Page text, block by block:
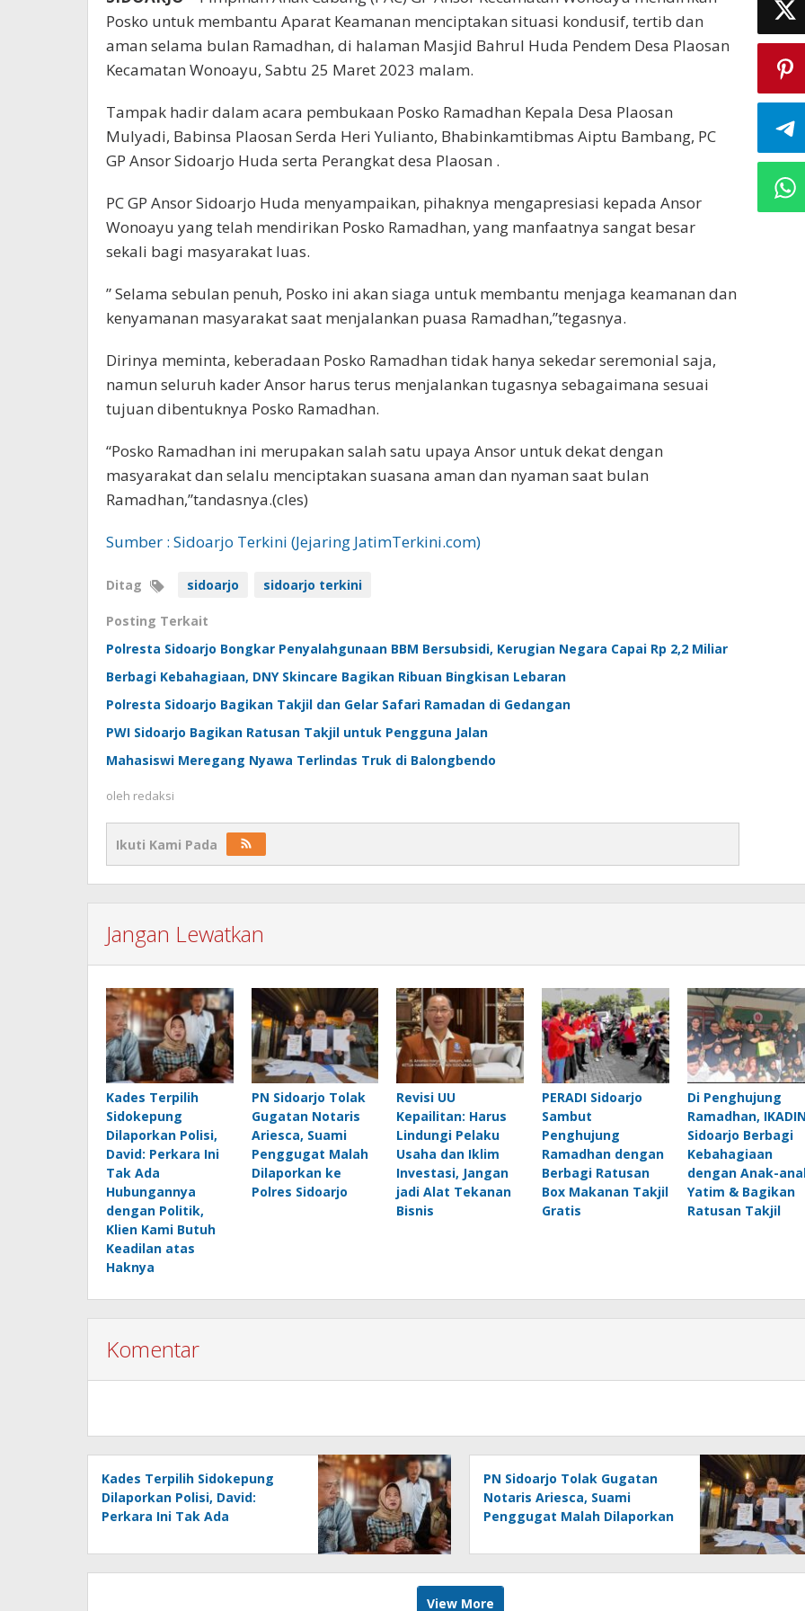
Posko untuk membantu Aparat Keamanan menciptakan situasi kondusif, tertib dan
aman selama bulan Ramadhan, di halaman Masjid Bahrul Huda Pendem Desa Plaosan
Kecamatan Wonoayu, Sabtu 25 Maret 2023 malam.
Tampak hadir dalam acara pembukaan Posko Ramadhan Kepala Desa Plaosan
Mulyadi, Babinsa Plaosan Serda Heri Yulianto, Bhabinkamtibmas Aiptu Bambang, PC
GP Ansor Sidoarjo Huda serta Perangkat desa Plaosan .
PC GP Ansor Sidoarjo Huda menyampaikan, pihaknya mengapresiasi kepada Ansor
Wonoayu yang telah mendirikan Posko Ramadhan, yang manfaatnya sangat besar
sekali bagi masyarakat luas.
” Selama sebulan penuh, Posko ini akan siaga untuk membantu menjaga keamanan dan
kenyamanan masyarakat saat menjalankan puasa Ramadhan,”tegasnya.
Dirinya meminta, keberadaan Posko Ramadhan tidak hanya sekedar seremonial saja,
namun seluruh kader Ansor harus terus menjalankan tugasnya sebagaimana sesuai
tujuan dibentuknya Posko Ramadhan.
“Posko Ramadhan ini merupakan salah satu upaya Ansor untuk dekat dengan
masyarakat dan selalu menciptakan suasana aman dan nyaman saat bulan
Ramadhan,”tandasnya.(cles)
Sumber : Sidoarjo Terkini (Jejaring JatimTerkini.com)
Ditag sidoarjo sidoarjo terkini
Posting Terkait
Polresta Sidoarjo Bongkar Penyalahgunaan BBM Bersubsidi, Kerugian Negara Capai Rp 2,2 Miliar
Berbagi Kebahagiaan, DNY Skincare Bagikan Ribuan Bingkisan Lebaran
Polresta Sidoarjo Bagikan Takjil dan Gelar Safari Ramadan di Gedangan
PWI Sidoarjo Bagikan Ratusan Takjil untuk Pengguna Jalan
Mahasiswi Meregang Nyawa Terlindas Truk di Balongbendo
oleh redaksi
Ikuti Kami Pada
Jangan Lewatkan
Kades Terpilih
Sidokepung
Dilaporkan Polisi,
David: Perkara Ini
Tak Ada
Hubungannya
dengan Politik,
Klien Kami Butuh
Keadilan atas
Haknya
PN Sidoarjo Tolak
Gugatan Notaris
Ariesca, Suami
Penggugat Malah
Dilaporkan ke
Polres Sidoarjo
Revisi UU
Kepailitan: Harus
Lindungi Pelaku
Usaha dan Iklim
Investasi, Jangan
jadi Alat Tekanan
Bisnis
PERADI Sidoarjo
Sambut
Penghujung
Ramadhan dengan
Berbagi Ratusan
Box Makanan Takjil
Gratis
Di Penghujung
Ramadhan,
Sidoarjo Berbagi
Kebahagiaan
dengan Anak-
Yatim & Bagikan
Ratusan Takjil
Komentar
Kades Terpilih Sidokepung
Dilaporkan Polisi, David:
Perkara Ini Tak Ada
Klien Kami Butuh Keadilan
atas Haknya
PN Sidoarjo Tolak Gugatan
Notaris Ariesca, Suami
Penggugat Malah Dilaporkan
View More